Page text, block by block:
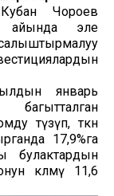
Чороев
айында эле
январь
түзүп, өткөн
17,9%га
булактардын
көлөмү 11,6